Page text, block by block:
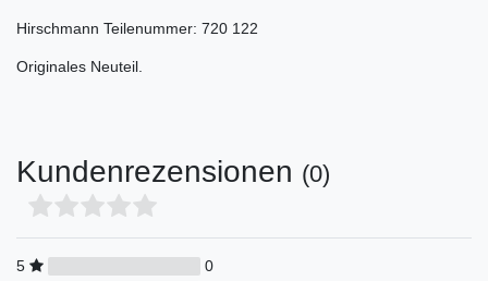
Hirschmann Teilenummer: 720 122
Originales Neuteil.
Kundenrezensionen (0)
5
0